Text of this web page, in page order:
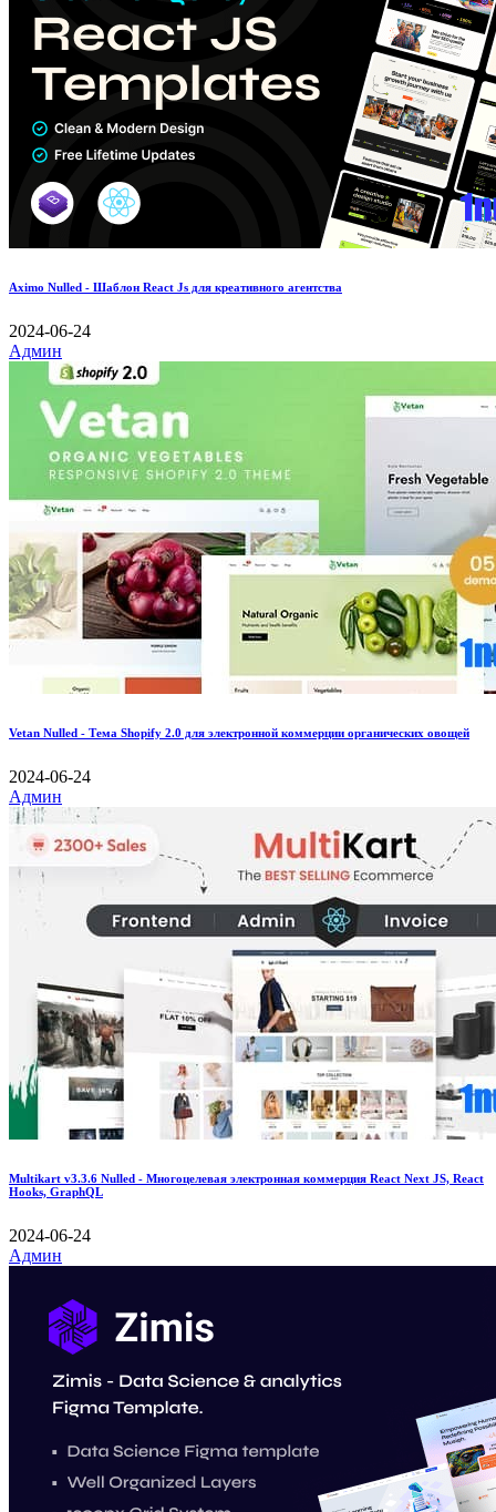
Aximo Nulled - Шаблон React Js для креативного агентства
2024-06-24
Админ
Vetan Nulled - Тема Shopify 2.0 для электронной коммерции органических овощей
2024-06-24
Админ
Multikart v3.3.6 Nulled - Многоцелевая электронная коммерция React Next JS, React
Hooks, GraphQL
2024-06-24
Админ